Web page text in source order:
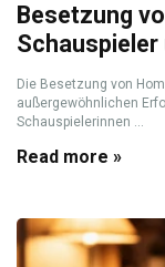
Besetzung
Schauspieler
Die Besetzung von
außergewöhnlichen
Schauspielerinnen ...
Read more »